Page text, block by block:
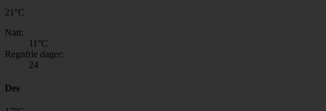
21 °C
Natt:
11 °C
Regnfrie dager:
24
Des